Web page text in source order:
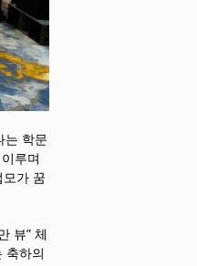
는 학문
루며
가 꿈
뷰” 체
축하의